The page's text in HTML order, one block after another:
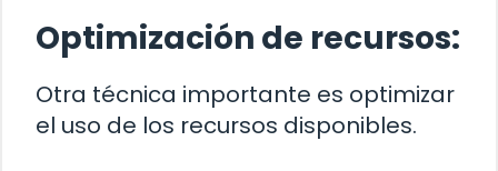
Optimización de recursos:
Otra técnica importante es optimizar
el uso de los recursos disponibles.